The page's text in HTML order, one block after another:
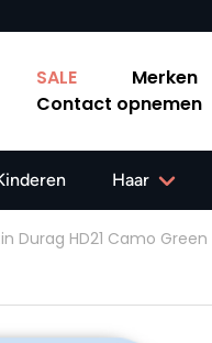
SALE Merken
Contact opnemen
Haar
Durag HD21 Camo Green